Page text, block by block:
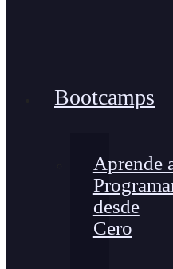
Bootcamps
Aprende
desde
Cero